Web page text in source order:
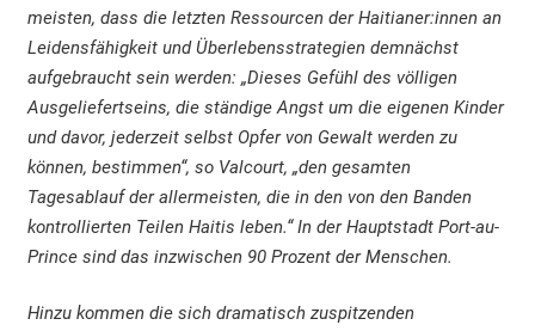
meisten, dass die letzten Ressourcen der Haitianer:innen an
Leidensfähigkeit und Überlebensstrategien demnächst
aufgebraucht sein werden: „Dieses Gefühl des völligen
Ausgeliefertseins, die ständige Angst um die eigenen Kinder
und davor, jederzeit selbst Opfer von Gewalt werden zu
können, bestimmen“, so Valcourt, „den gesamten
Tagesablauf der allermeisten, die in den von den Banden
kontrollierten Teilen Haitis leben.“ In der Hauptstadt Port-au-
Prince sind das inzwischen 90 Prozent der Menschen.
Hinzu kommen die sich dramatisch zuspitzenden